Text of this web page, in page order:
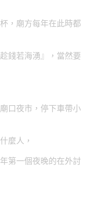
，廟方每年在此時都
錢若海湧』，當然要
口夜市，停下車帶小
麼人，
第一個夜晚的在外討